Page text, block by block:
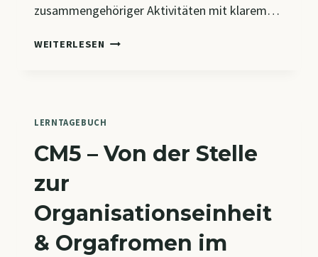
zusammengehöriger Aktivitäten mit klarem…
WEITERLESEN CM6
UND
LERNTAGEBUCH
CM5 – Von der Stelle
zur
Organisationseinheit
& Orgafromen im